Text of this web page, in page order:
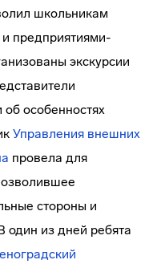
школьникам
и предприятиями-
экскурсии
об особенностях
Управления внешних
провела для
стороны и
один из дней ребята